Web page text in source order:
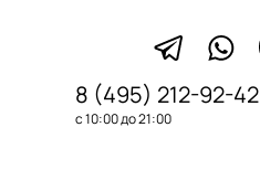
8 (495) 212-92-42
с 10:00 до 21:00